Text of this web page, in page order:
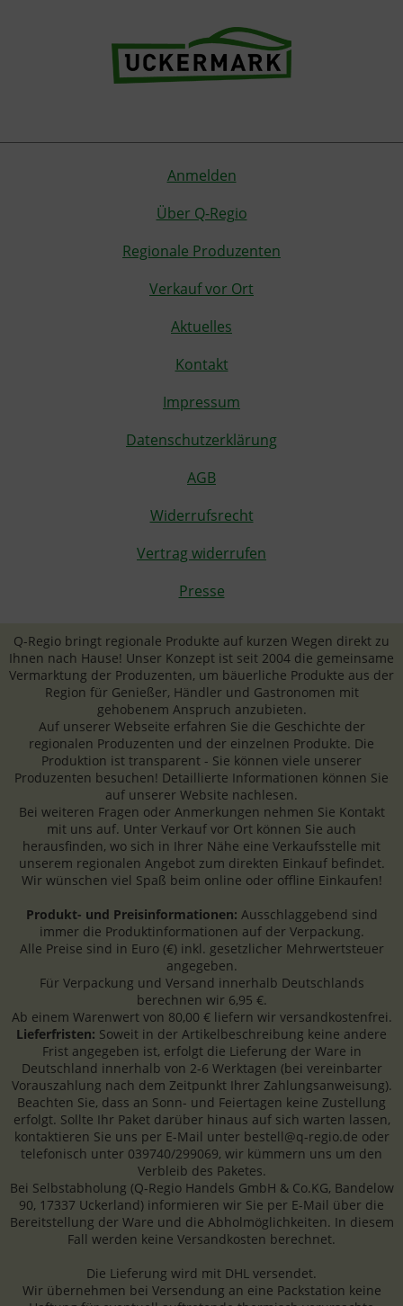
Anmelden
Über Q-Regio
Regionale Produzenten
Verkauf vor Ort
Aktuelles
Kontakt
Impressum
Datenschutzerklärung
AGB
Widerrufsrecht
Vertrag widerrufen
Presse
Q-Regio bringt regionale Produkte auf kurzen Wegen direkt zu
Ihnen nach Hause! Unser Konzept ist seit 2004 die gemeinsame
Vermarktung der Produzenten, um bäuerliche Produkte aus der
Region für Genießer, Händler und Gastronomen mit
gehobenem Anspruch anzubieten.
Auf unserer Webseite erfahren Sie die Geschichte der
regionalen Produzenten und der einzelnen Produkte. Die
Produktion ist transparent - Sie können viele unserer
Produzenten besuchen! Detaillierte Informationen können Sie
auf unserer Website nachlesen.
Bei weiteren Fragen oder Anmerkungen nehmen Sie Kontakt
mit uns auf. Unter Verkauf vor Ort können Sie auch
herausfinden, wo sich in Ihrer Nähe eine Verkaufsstelle mit
unserem regionalen Angebot zum direkten Einkauf befindet.
Wir wünschen viel Spaß beim online oder offline Einkaufen!
Produkt- und Preisinformationen: Ausschlaggebend sind
immer die Produktinformationen auf der Verpackung.
Alle Preise sind in Euro (€) inkl. gesetzlicher Mehrwertsteuer
angegeben.
Für Verpackung und Versand innerhalb Deutschlands
berechnen wir 6,95 €.
Ab einem Warenwert von 80,00 € liefern wir versandkostenfrei.
Lieferfristen: Soweit in der Artikelbeschreibung keine andere
Frist angegeben ist, erfolgt die Lieferung der Ware in
Deutschland innerhalb von 2-6 Werktagen (bei vereinbarter
Vorauszahlung nach dem Zeitpunkt Ihrer Zahlungsanweisung).
Beachten Sie, dass an Sonn- und Feiertagen keine Zustellung
erfolgt. Sollte Ihr Paket darüber hinaus auf sich warten lassen,
kontaktieren Sie uns per E-Mail unter bestell@q-regio.de oder
telefonisch unter 039740/299069, wir kümmern uns um den
Verbleib des Paketes.
Bei Selbstabholung (Q-Regio Handels GmbH & Co.KG, Bandelow
90, 17337 Uckerland) informieren wir Sie per E-Mail über die
Bereitstellung der Ware und die Abholmöglichkeiten. In diesem
Fall werden keine Versandkosten berechnet.
Die Lieferung wird mit DHL versendet.
Wir übernehmen bei Versendung an eine Packstation keine